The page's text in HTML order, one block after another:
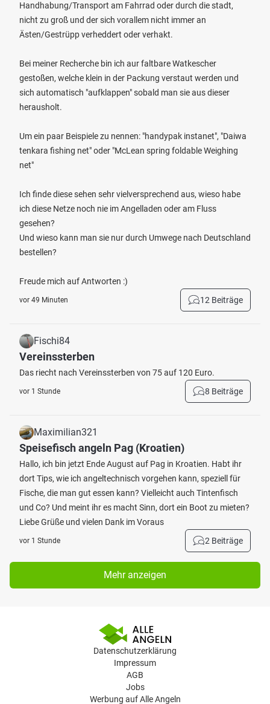
Handhabung/Transport am Fahrrad oder durch die stadt,
nicht zu groß und der sich vorallem nicht immer an
Ästen/Gestrüpp verheddert oder verhakt.
Bei meiner Recherche bin ich aur faltbare Watkescher
gestoßen, welche klein in der Packung verstaut werden und
sich automatisch "aufklappen" sobald man sie aus dieser
herausholt.
Um ein paar Beispiele zu nennen: "handypak instanet", "Daiwa
tenkara fishing net" oder "McLean spring foldable Weighing
net"
Ich finde diese sehen sehr vielversprechend aus, wieso habe
ich diese Netze noch nie im Angelladen oder am Fluss
gesehen?
Und wieso kann man sie nur durch Umwege nach Deutschland
bestellen?
Freude mich auf Antworten :)
vor 49 Minuten 12 Beiträge
Fischi84
Vereinssterben
Das riecht nach Vereinssterben von 75 auf 120 Euro.
vor 1 Stunde 8 Beiträge
Maximilian321
Speisefisch angeln Pag (Kroatien)
Hallo, ich bin jetzt Ende August auf Pag in Kroatien. Habt ihr
dort Tips, wie ich angeltechnisch vorgehen kann, speziell für
Fische, die man gut essen kann? Vielleicht auch Tintenfisch
und Co? Und meint ihr es macht Sinn, dort ein Boot zu mieten?
Liebe Grüße und vielen Dank im Voraus
vor 1 Stunde 2 Beiträge
Mehr anzeigen
Datenschutzerklärung
Impressum
AGB
Jobs
Werbung auf Alle Angeln